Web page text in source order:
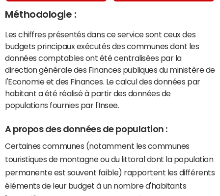
Méthodologie :
Les chiffres présentés dans ce service sont ceux des
budgets principaux exécutés des communes dont les
données comptables ont été centralisées par la
direction générale des Finances publiques du ministère de
l'Economie et des Finances. Le calcul des données par
habitant a été réalisé à partir des données de
populations fournies par l'Insee.
A propos des données de population :
Certaines communes (notamment les communes
touristiques de montagne ou du littoral dont la population
permanente est souvent faible) rapportent les différents
éléments de leur budget à un nombre d'habitants